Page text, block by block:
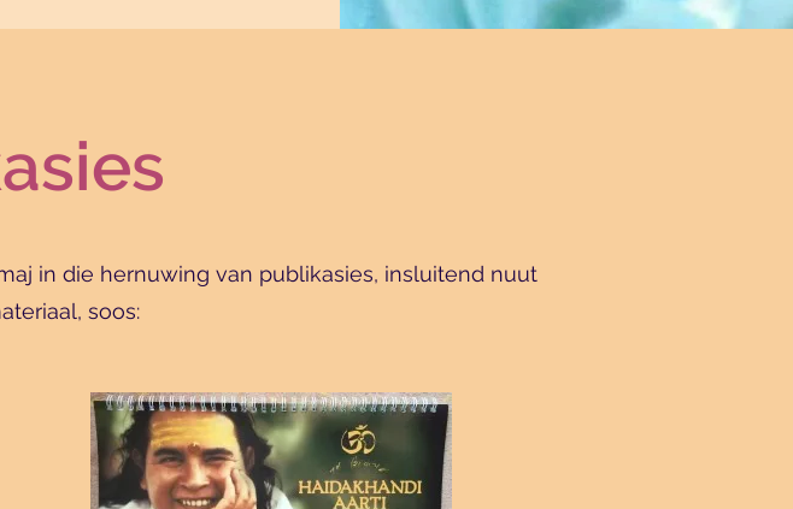
in die hernuwing van publikasies, insluitend nuut
soos: